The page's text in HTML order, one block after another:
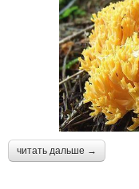
читать дальше →